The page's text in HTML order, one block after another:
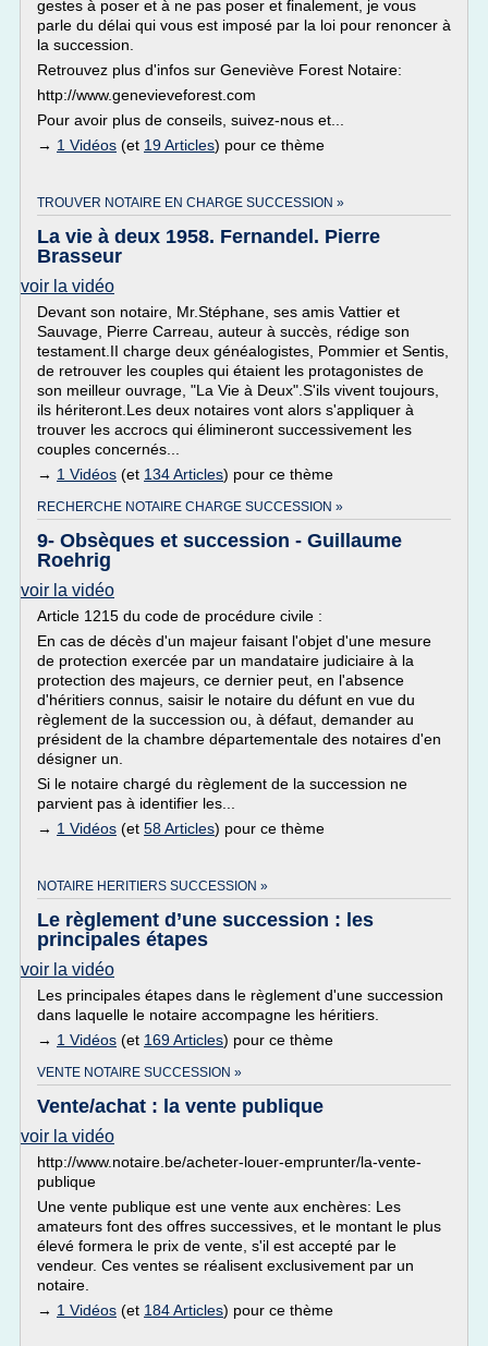
gestes à poser et à ne pas poser et finalement, je vous
parle du délai qui vous est imposé par la loi pour renoncer à
la succession.
Retrouvez plus d'infos sur Geneviève Forest Notaire:
http://www.genevieveforest.com
Pour avoir plus de conseils, suivez-nous et...
→ 1 Vidéos (et 19 Articles) pour ce thème
TROUVER NOTAIRE EN CHARGE SUCCESSION »
La vie à deux 1958. Fernandel. Pierre
Brasseur
voir la vidéo
Devant son notaire, Mr.Stéphane, ses amis Vattier et
Sauvage, Pierre Carreau, auteur à succès, rédige son
testament.II charge deux généalogistes, Pommier et Sentis,
de retrouver les couples qui étaient les protagonistes de
son meilleur ouvrage, "La Vie à Deux".S'ils vivent toujours,
ils hériteront.Les deux notaires vont alors s'appliquer à
trouver les accrocs qui élimineront successivement les
couples concernés...
→ 1 Vidéos (et 134 Articles) pour ce thème
RECHERCHE NOTAIRE CHARGE SUCCESSION »
9- Obsèques et succession - Guillaume
Roehrig
voir la vidéo
Article 1215 du code de procédure civile :
En cas de décès d'un majeur faisant l'objet d'une mesure
de protection exercée par un mandataire judiciaire à la
protection des majeurs, ce dernier peut, en l'absence
d'héritiers connus, saisir le notaire du défunt en vue du
règlement de la succession ou, à défaut, demander au
président de la chambre départementale des notaires d'en
désigner un.
Si le notaire chargé du règlement de la succession ne
parvient pas à identifier les...
→ 1 Vidéos (et 58 Articles) pour ce thème
NOTAIRE HERITIERS SUCCESSION »
Le règlement d’une succession : les
principales étapes
voir la vidéo
Les principales étapes dans le règlement d'une succession
dans laquelle le notaire accompagne les héritiers.
→ 1 Vidéos (et 169 Articles) pour ce thème
VENTE NOTAIRE SUCCESSION »
Vente/achat : la vente publique
voir la vidéo
http://www.notaire.be/acheter-louer-emprunter/la-vente-
publique
Une vente publique est une vente aux enchères: Les
amateurs font des offres successives, et le montant le plus
élevé formera le prix de vente, s'il est accepté par le
vendeur. Ces ventes se réalisent exclusivement par un
notaire.
→ 1 Vidéos (et 184 Articles) pour ce thème